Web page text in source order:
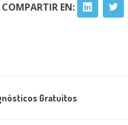
COMPARTIR EN:
Gratuitos